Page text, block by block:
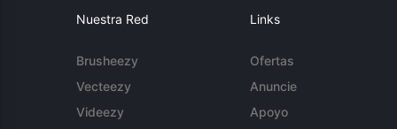
Nuestra Red
Brusheezy
Vecteezy
Videezy
Links
Ofertas
Anuncie
Apoyo